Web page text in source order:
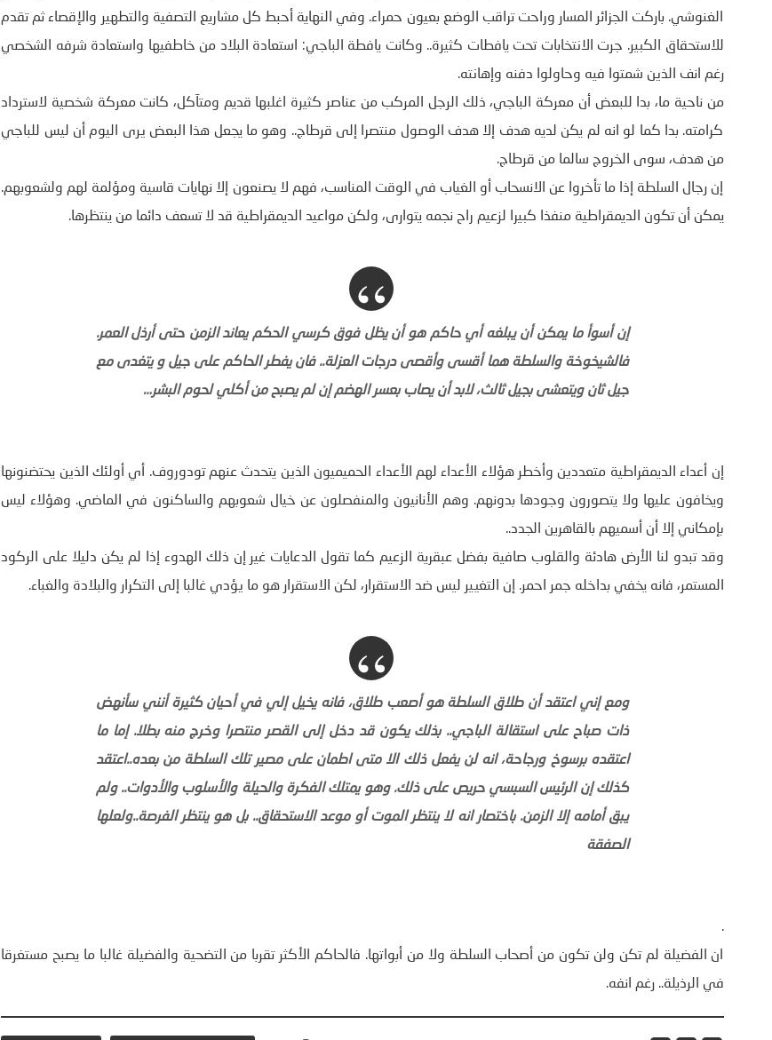
الغنوشي. باركت الجزائر المسار وراحت تراقب الوضع بعيون حمراء. وفي النهاية أحبط كل مشاريع التصفية والتطهير والإقصاء ثم تقدم
للاستحقاق الكبير. جرت الانتخابات تحت يافطات كثيرة.. وكانت يافطة الباجي: استعادة البلاد من خاطفيها واستعادة شرفه الشخصي
رغم انف الذين شمتوا فيه وحاولوا دفنه وإهانته.
من ناحية ما، بدا للبعض أن معركة الباجي، ذلك الرجل المركب من عناصر كثيرة اغلبها قديم ومتآكل، كانت معركة شخصية لاسترداد
كرامته. بدا كما لو انه لم يكن لديه هدف إلا هدف الوصول منتصرا إلى قرطاج.. وهو ما يجعل هذا البعض يرى اليوم أن ليس للباجي
من هدف، سوى الخروج سالما من قرطاج.
إن رجال السلطة إذا ما تأخروا عن الانسحاب أو الغياب في الوقت المناسب، فهم لا يصنعون إلا نهايات قاسية ومؤلمة لهم ولشعوبهم.
يمكن أن تكون الديمقراطية منفذا كبيرا لزعيم راح نجمه يتوارى، ولكن مواعيد الديمقراطية قد لا تسعف دائما من ينتظرها.
إن أسوأ ما يمكن أن يبلغه أي حاكم هو أن يظل فوق كرسي الحكم يعاند الزمن حتى أرذل العمر.
فالشيخوخة والسلطة هما أقسى وأقصى درجات العزلة.. فان يفطر الحاكم على جيل و يتغدى مع
جيل ثان ويتعشى بجيل ثالث، لابد أن يصاب بعسر الهضم إن لم يصبح من أكلي لحوم البشر…
إن أعداء الديمقراطية متعددين وأخطر هؤلاء الأعداء لهم الأعداء الحميميون الذين يتحدث عنهم تودوروف. أي أولئك الذين يحتضنونها
ويخافون عليها ولا يتصورون وجودها بدونهم. وهم الأنانيون والمنفصلون عن خيال شعوبهم والساكنون في الماضي. وهؤلاء ليس
بإمكاني إلا أن أسميهم بالقاهرين الجدد..
وقد تبدو لنا الأرض هادئة والقلوب صافية بفضل عبقرية الزعيم كما تقول الدعايات غير إن ذلك الهدوء إذا لم يكن دليلا على الركود
المستمر، فانه يخفي بداخله جمر احمر. إن التغيير ليس ضد الاستقرار، لكن الاستقرار هو ما يؤدي غالبا إلى التكرار والبلادة والغباء.
ومع إني اعتقد أن طلاق السلطة هو أصعب طلاق، فانه يخيل إلي في أحيان كثيرة أنني سأنهض
ذات صباح على استقالة الباجي.. بذلك يكون قد دخل إلى القصر منتصرا وخرج منه بطلا. إما ما
اعتقده برسوخ ورجاحة، انه لن يفعل ذلك الا متى اطمان على مصير تلك السلطة من بعده..اعتقد
كذلك إن الرئيس السبسي حريص على ذلك. وهو يمتلك الفكرة والحيلة والأسلوب والأدوات.. ولم
يبق أمامه إلا الزمن. باختصار انه لا ينتظر الموت أو موعد الاستحقاق.. بل هو ينتظر الفرصة..ولعلها
الصفقة
.
ان الفضيلة لم تكن ولن تكون من أصحاب السلطة ولا من أبواتها. فالحاكم الأكثر تقربا من التضحية والفضيلة غالبا ما يصبح مستغرقا
في الرذيلة.. رغم انفه.